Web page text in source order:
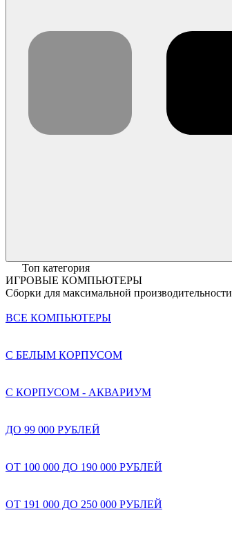
Топ категория
ИГРОВЫЕ КОМПЬЮТЕРЫ
Сборки для максимальной производительности
ВСЕ КОМПЬЮТЕРЫ
С БЕЛЫМ КОРПУСОМ
С КОРПУСОМ - АКВАРИУМ
ДО 99 000 РУБЛЕЙ
ОТ 100 000 ДО 190 000 РУБЛЕЙ
ОТ 191 000 ДО 250 000 РУБЛЕЙ